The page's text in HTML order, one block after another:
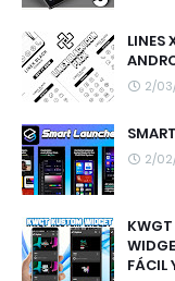
LINES
2/
2/
KWGT
FÁCIL